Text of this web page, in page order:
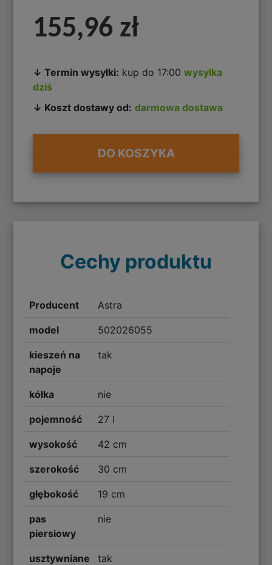
155,96 zł
↓ Termin wysyłki: kup do 17:00wysyłka
dziś
↓ Koszt dostawy od: darmowa dostawa
DO KOSZYKA
Cechy produktu
Producent Astra
model 502026055
kieszeń na
napoje
tak
kółka nie
pojemność 27 l
wysokość 42 cm
szerokość 30 cm
głębokość 19 cm
pas
piersiowy
nie
usztywniane
tak